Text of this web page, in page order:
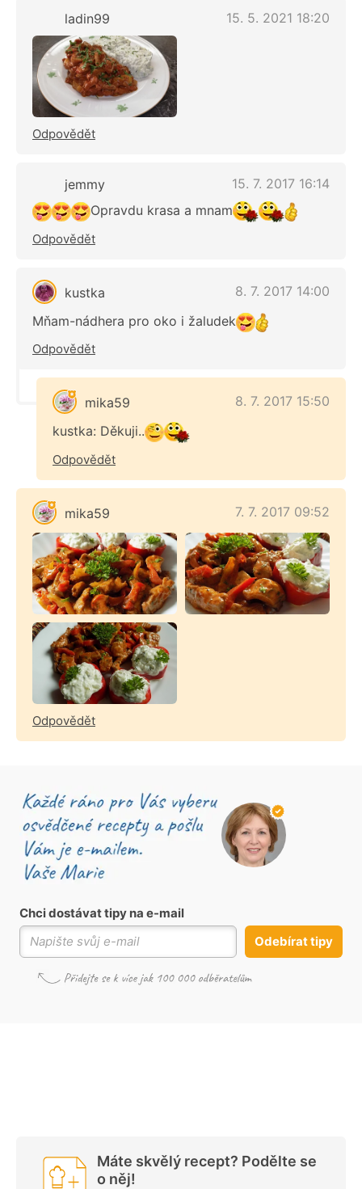
ladin99 15. 5. 2021 18:20
Odpovědět
jemmy
15. 7. 2017 16:14
Opravdu krasa a mnam
Odpovědět
kustka
8. 7. 2017 14:00
Mňam-nádhera pro oko i žaludek
Odpovědět
mika59
8. 7. 2017 15:50
kustka: Děkuji..
Odpovědět
mika59 7. 7. 2017 09:52
Odpovědět
Chci dostávat tipy na e-mail
Odebírat tipy
Máte skvělý recept? Podělte se
o něj!